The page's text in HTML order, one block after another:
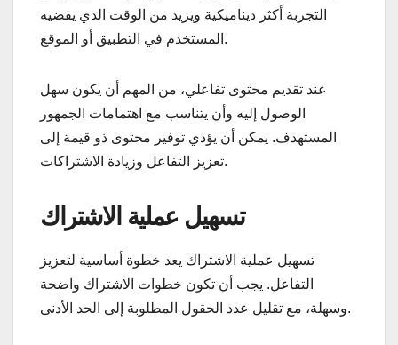
التجربة أكثر ديناميكية ويزيد من الوقت الذي يقضيه
المستخدم في التطبيق أو الموقع.
عند تقديم محتوى تفاعلي، من المهم أن يكون سهل
الوصول إليه وأن يتناسب مع اهتمامات الجمهور
المستهدف. يمكن أن يؤدي توفير محتوى ذو قيمة إلى
تعزيز التفاعل وزيادة الاشتراكات.
تسهيل عملية الاشتراك
تسهيل عملية الاشتراك يعد خطوة أساسية لتعزيز
التفاعل. يجب أن تكون خطوات الاشتراك واضحة
وسهلة، مع تقليل عدد الحقول المطلوبة إلى الحد الأدنى.